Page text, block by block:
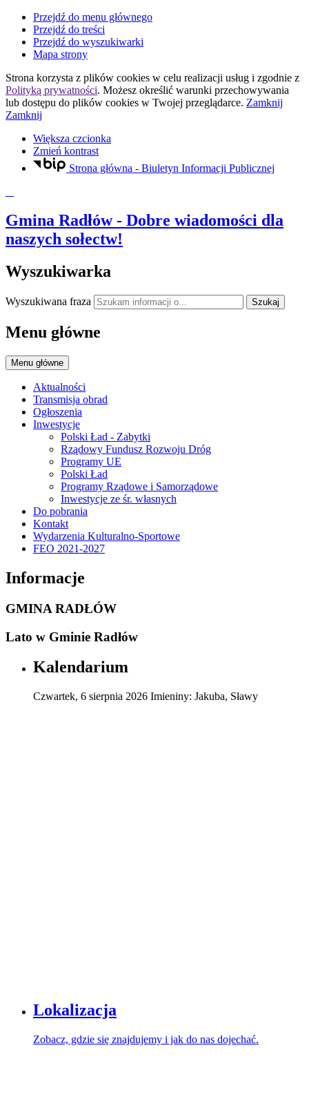
Przejdź do menu głównego
Przejdź do treści
Przejdź do wyszukiwarki
Mapa strony
Strona korzysta z plików cookies w celu realizacji usług i zgodnie z
Polityką prywatności. Możesz określić warunki przechowywania
lub dostępu do plików cookies w Twojej przeglądarce. Zamknij
Zamknij
Większa czcionka
Zmień kontrast
Strona główna - Biuletyn Informacji Publicznej
Gmina Radłów- Dobre wiadomości dla
naszych sołectw!
Wyszukiwarka
Wyszukiwana fraza Szukaj
Menu główne
Menu główne
Aktualności
Transmisja obrad
Ogłoszenia
Inwestycje
Polski Ład - Zabytki
Rządowy Fundusz Rozwoju Dróg
Programy UE
Polski Ład
Programy Rządowe i Samorządowe
Inwestycje ze śr. własnych
Do pobrania
Kontakt
Wydarzenia Kulturalno-Sportowe
FEO 2021-2027
Informacje
GMINA RADŁÓW
Lato w Gminie Radłów
Kalendarium
Czwartek, 6 sierpnia 2026 Imieniny: Jakuba, Sławy
Lokalizacja
Zobacz, gdzie się znajdujemy i jak do nas dojechać.